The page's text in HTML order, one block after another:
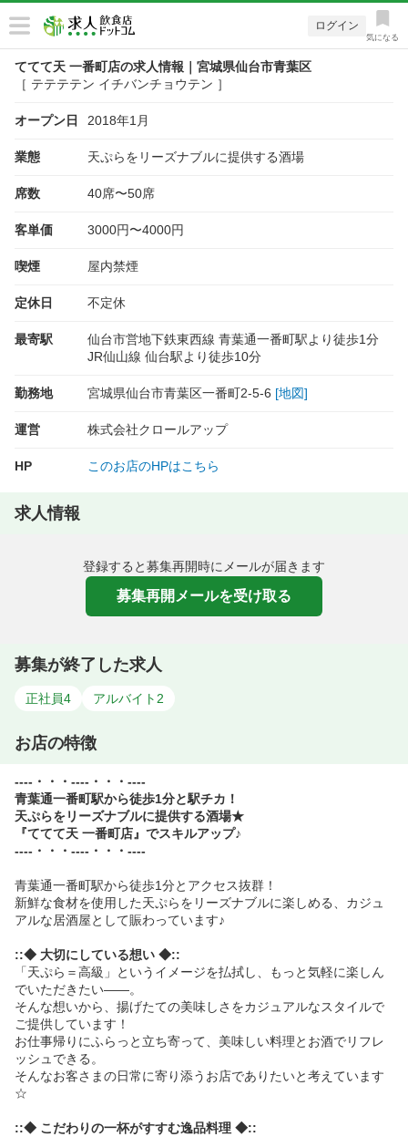
ログイン
気になる
ててて天 一番町店の求人情報｜宮城県仙台市青葉区
［ テテテテン イチバンチョウテン ］
オープン日 2018年1月
業態 天ぷらをリーズナブルに提供する酒場
席数 40席〜50席
客単価 3000円〜4000円
喫煙 屋内禁煙
定休日 不定休
最寄駅
仙台市営地下鉄東西線 青葉通一番町駅より徒歩1分
JR仙山線 仙台駅より徒歩10分
勤務地 宮城県仙台市青葉区一番町2-5-6 [地図]
運営 株式会社クロールアップ
HP このお店のHPはこちら
求人情報
登録すると募集再開時にメールが届きます
募集再開メールを受け取る
募集が終了した求人
正社員4 アルバイト 2
お店の特徴
----・・・----・・・----
青葉通一番町駅から徒歩1分と駅チカ！
天ぷらをリーズナブルに提供する酒場★
『ててて天 一番町店』でスキルアップ♪
----・・・----・・・----
青葉通一番町駅から徒歩1分とアクセス抜群！
新鮮な食材を使用した天ぷらをリーズナブルに楽しめる、カジュ
アルな居酒屋として賑わっています♪
::◆ 大切にしている想い ◆::
「天ぷら＝高級」というイメージを払拭し、もっと気軽に楽しん
でいただきたい――。
そんな想いから、揚げたての美味しさをカジュアルなスタイルで
ご提供しています！
お仕事帰りにふらっと立ち寄って、美味しい料理とお酒でリフレ
ッシュできる。
そんなお客さまの日常に寄り添うお店でありたいと考えています
☆
::◆ こだわりの一杯がすすむ逸品料理 ◆::